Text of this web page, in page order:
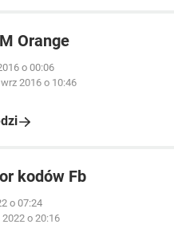
Orange
o 00:06
2016 o 10:46
kodów Fb
o 07:24
2022 o 20:16